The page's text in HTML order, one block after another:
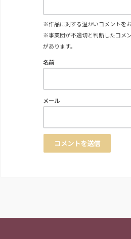
※作品に対する温かいコメントをお
※事業団が不適切と判断したコメ
があります。
名前
メール